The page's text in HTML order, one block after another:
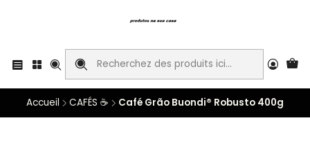
Accueil CAFÉS ☕ Café Grão Buondi® Robusto 400g